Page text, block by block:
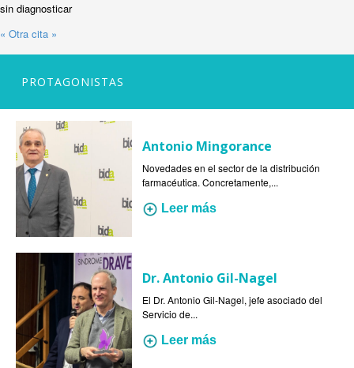
sin diagnosticar
« Otra cita »
PROTAGONISTAS
Antonio Mingorance
Novedades en el sector de la distribución
farmacéutica. Concretamente,...
Leer más
Dr. Antonio Gil-Nagel
El Dr. Antonio Gil-Nagel, jefe asociado del
Servicio de...
Leer más